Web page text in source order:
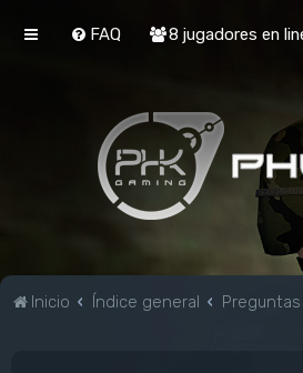
FAQ 8 jugadores en
Inicio Índice general